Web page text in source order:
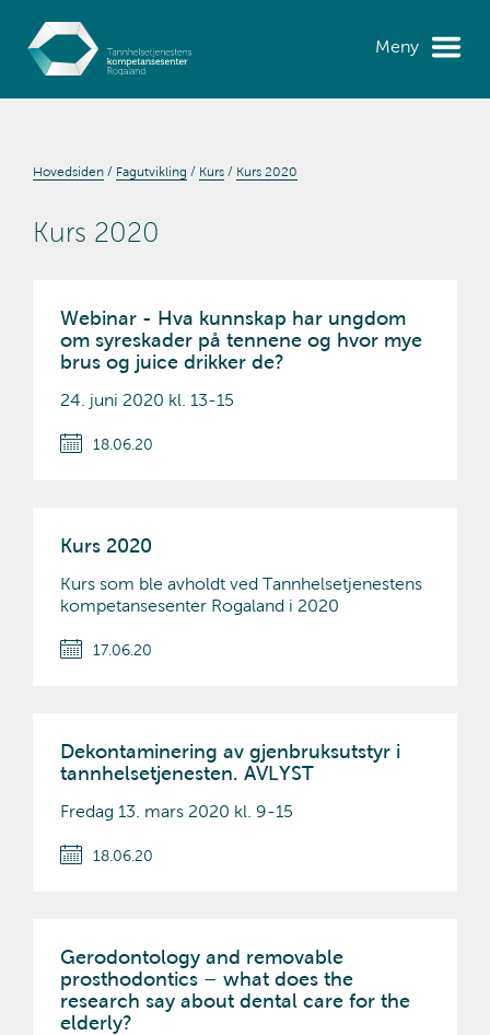
Meny
Hovedsiden Fagutvikling Kurs Kurs 2020
Kurs 2020
Webinar - Hva kunnskap har ungdom
om syreskader på tennene og hvor mye
brus og juice drikker de?
24. juni 2020 kl. 13-15
18.06.20
Kurs 2020
Kurs som ble avholdt ved Tannhelsetjenestens
kompetansesenter Rogaland i 2020
17.06.20
Dekontaminering av gjenbruksutstyr i
tannhelsetjenesten. AVLYST
Fredag 13. mars 2020 kl. 9-15
18.06.20
Gerodontology and removable
prosthodontics – what does the
research say about dental care for the
elderly?